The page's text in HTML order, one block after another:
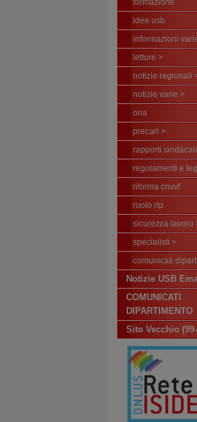
formazione
idee usb
informazioni
letture >
notizie regionali
notizie varie >
ona
precari >
rapporti sindacali
regolamenti e
riforma cnvvf
ruolo rtp
sicurezza lavoro
specialisti >
comunicati
Notizie USB
COMUNICATI
DIPARTIMENTO
Sito Vecchio